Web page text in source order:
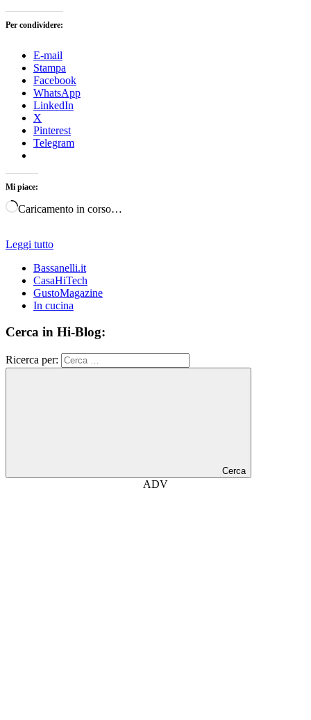
Per condividere:
E-mail
Stampa
Facebook
WhatsApp
LinkedIn
X
Pinterest
Telegram
Mi piace:
Caricamento in corso…
Leggi tutto
Bassanelli.it
CasaHiTech
GustoMagazine
In cucina
Cerca in Hi-Blog:
Ricerca per:
Cerca
ADV